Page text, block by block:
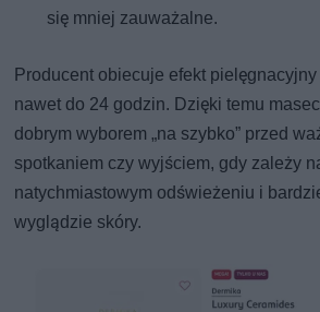
się mniej zauważalne.
Producent obiecuje efekt
nawet do 24 godzin. Dzięki temu
dobrym wyborem „na szybko” przed
spotkaniem czy wyjściem, gdy zależy
natychmiastowym odświeżeniu i
wyglądzie skóry.